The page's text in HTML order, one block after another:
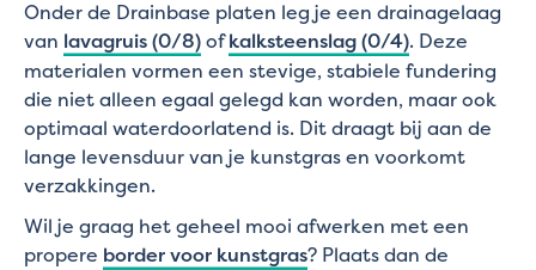
Onder de Drainbase platen leg je een drainagelaag
van lavagruis (0/8)ofkalksteenslag (0/4). Deze
materialen vormen een stevige, stabiele fundering
die niet alleen egaal gelegd kan worden, maar ook
optimaal waterdoorlatend is. Dit draagt bij aan de
lange levensduur van je kunstgras en voorkomt
verzakkingen.
Wil je graag het geheel mooi afwerken met een
propere border voor kunstgras? Plaats dan de